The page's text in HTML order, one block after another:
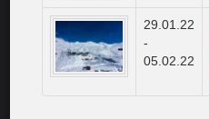
29.01.22
-
05.02.22